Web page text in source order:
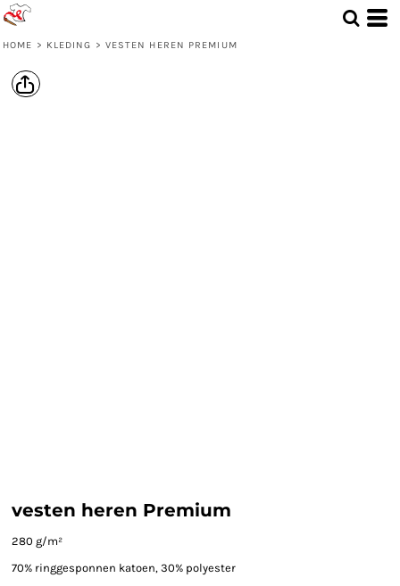
HOME > KLEDING > VESTEN HEREN PREMIUM
vesten heren Premium
280 g/m²
70% ringgesponnen katoen, 30% polyester